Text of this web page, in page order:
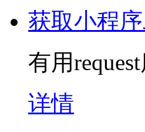
获取小程
有用
详情